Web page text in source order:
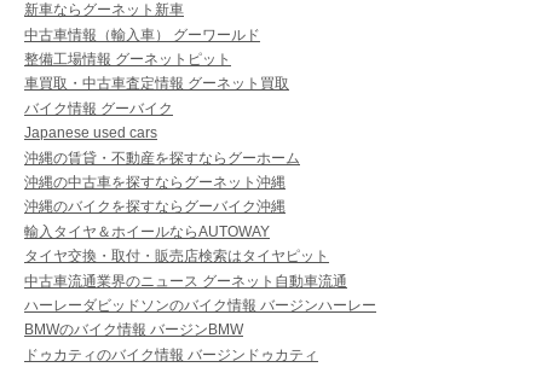
新車ならグーネット新車
中古車情報（輸入車） グーワールド
整備工場情報 グーネットピット
車買取・中古車査定情報 グーネット買取
バイク情報 グーバイク
Japanese used cars
沖縄の賃貸・不動産を探すならグーホーム
沖縄の中古車を探すならグーネット沖縄
沖縄のバイクを探すならグーバイク沖縄
輸入タイヤ＆ホイールならAUTOWAY
タイヤ交換・取付・販売店検索はタイヤピット
中古車流通業界のニュース グーネット自動車流通
ハーレーダビッドソンのバイク情報 バージンハーレー
BMWのバイク情報 バージンBMW
ドゥカティのバイク情報 バージンドゥカティ